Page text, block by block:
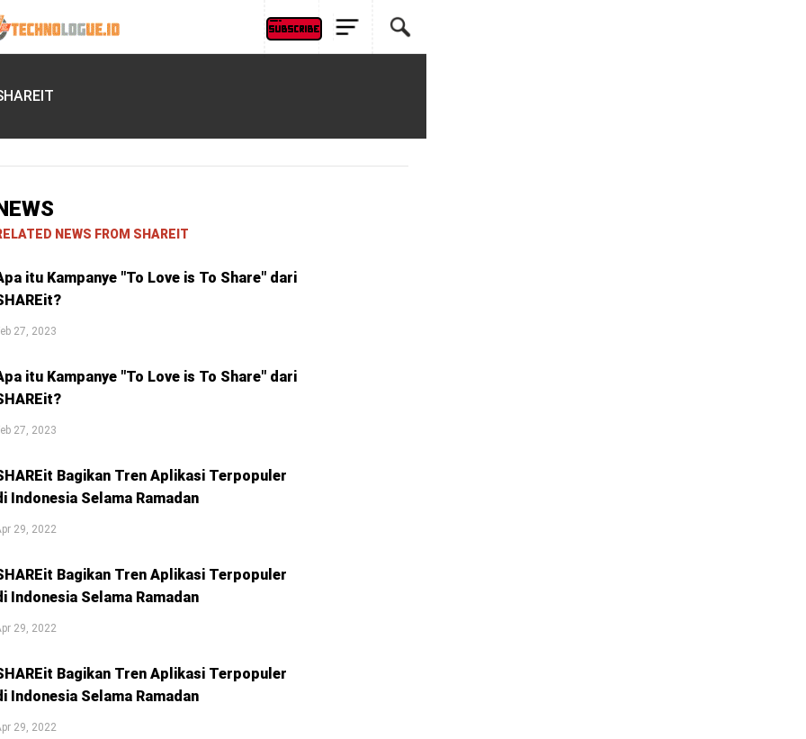
NEWS FROM SHAREIT
itu Kampanye "To Love is To Share" dari
27, 2023
itu Kampanye "To Love is To Share" dari
27, 2023
Bagikan Tren Aplikasi Terpopuler
Indonesia Selama Ramadan
29, 2022
Bagikan Tren Aplikasi Terpopuler
Indonesia Selama Ramadan
29, 2022
Bagikan Tren Aplikasi Terpopuler
Indonesia Selama Ramadan
29, 2022